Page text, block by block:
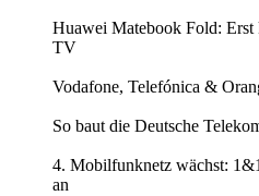
Huawei Matebook Fold: Erst
TV
Vodafone, Telefónica &
So baut die Deutsche
4. Mobilfunknetz wächst:
an